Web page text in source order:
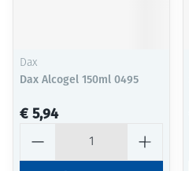
Dax
Dax Alcogel 150ml 0495
€ 5,94